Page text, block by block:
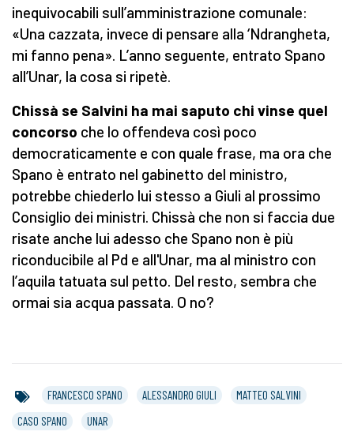
inequivocabili sull’amministrazione comunale:
«Una cazzata, invece di pensare alla ‘Ndrangheta,
mi fanno pena». L’anno seguente, entrato Spano
all’Unar, la cosa si ripetè.
Chissà se Salvini ha mai saputo chi vinse quel
concorso che lo offendeva così poco
democraticamente e con quale frase, ma ora che
Spano è entrato nel gabinetto del ministro,
potrebbe chiederlo lui stesso a Giuli al prossimo
Consiglio dei ministri. Chissà che non si faccia due
risate anche lui adesso che Spano non è più
riconducibile al Pd e all'Unar, ma al ministro con
l’aquila tatuata sul petto. Del resto, sembra che
ormai sia acqua passata. O no?
FRANCESCO SPANO ALESSANDRO GIULI
MATTEO SALVINI
CASO SPANO
UNAR